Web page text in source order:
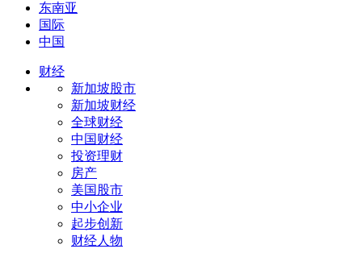
东南亚
国际
中国
财经
新加坡股市
新加坡财经
全球财经
中国财经
投资理财
房产
美国股市
中小企业
起步创新
财经人物